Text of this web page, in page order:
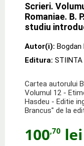
Scrieri.
Romaniae. B.
studiu
Autor(i): Bogdan
Editura: STIINTA
Cartea autorului
Volumul 12 -
Hasdeu - Editie
Brancus" de la
100,70 lei